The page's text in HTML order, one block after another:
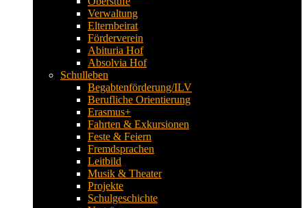
Verwaltung
Elternbeirat
Förderverein
Abituria Hof
Absolvia Hof
Schulleben
Begabtenförderung/ILV
Berufliche Orientierung
Erasmus+
Fahrten & Exkursionen
Feste & Feiern
Fremdsprachen
Leitbild
Musik & Theater
Projekte
Schulgeschichte